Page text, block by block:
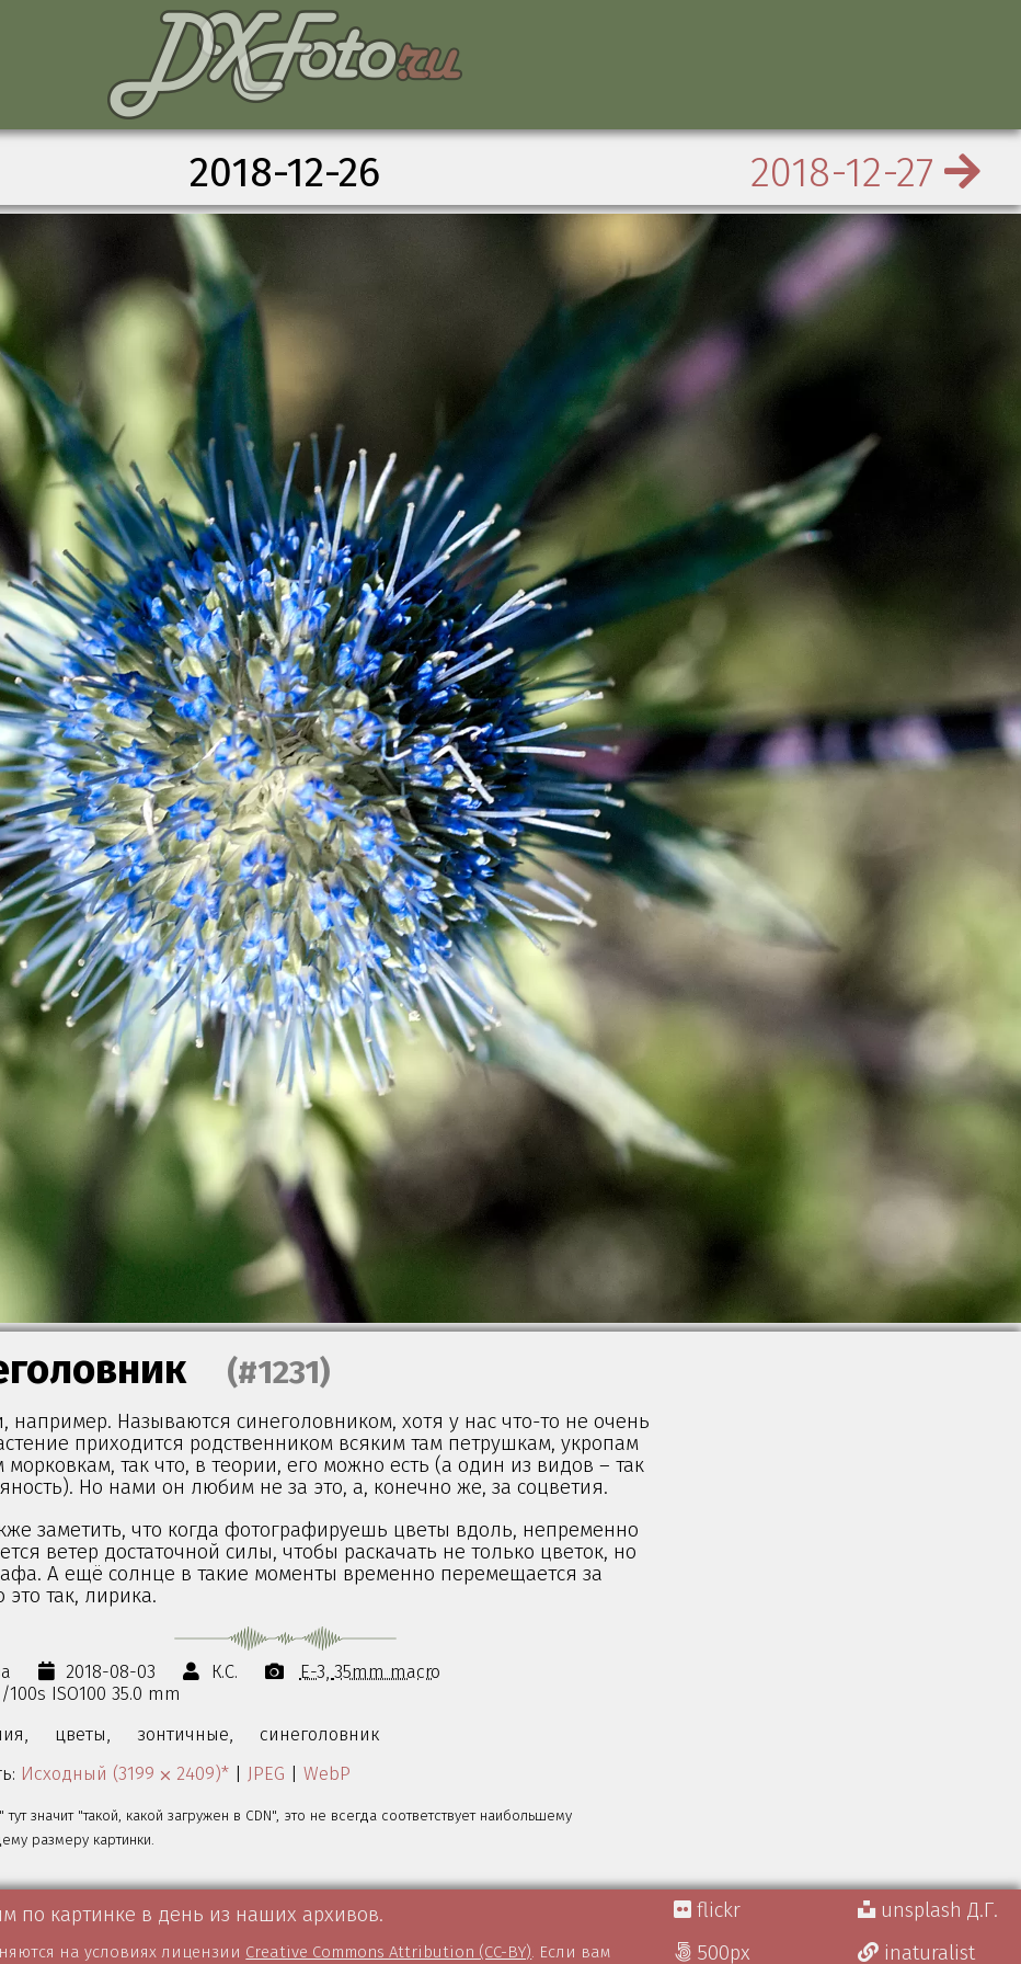
2018-12-26 2018-12-27
(#1231)
например. Называются синеголовником, хотя у нас что-то не очень
приходится родственником всяким там петрушкам, укропам
так что, в теории, его можно есть (а один из видов – так
Но нами он любим не за это, а, конечно же, за соцветия.
заметить, что когда фотографируешь цветы вдоль, непременно
ветер достаточной силы, чтобы раскачать не только цветок, но
А ещё солнце в такие моменты временно перемещается за
это так, лирика.
2018-08-03 К.С. E-3 35mm macro
ISO100 35.0 mm
цветы, зонтичные,
синеголовник
Исходный (3199 ⨉ 2409)* JPEG WebP
значит "такой, какой загружен в CDN", это не всегда соответствует наибольшему
размеру картинки.
по картинке в день из наших архивов.
на условиях лицензии Creative Commons Attribution (CC-BY). Если вам
flickr
500px
unsplash Д.Г.
inaturalist